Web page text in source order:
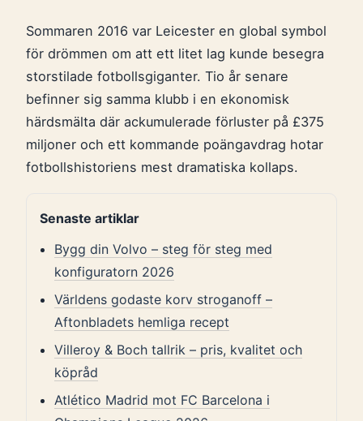
Sommaren 2016 var Leicester en global symbol
för drömmen om att ett litet lag kunde besegra
storstilade fotbollsgiganter. Tio år senare
befinner sig samma klubb i en ekonomisk
härdsmälta där ackumulerade förluster på £375
miljoner och ett kommande poängavdrag hotar
fotbollshistoriens mest dramatiska kollaps.
Senaste artiklar
Bygg din Volvo – steg för steg med
konfiguratorn 2026
Världens godaste korv stroganoff –
Aftonbladets hemliga recept
Villeroy & Boch tallrik – pris, kvalitet och
köpråd
Atlético Madrid mot FC Barcelona i